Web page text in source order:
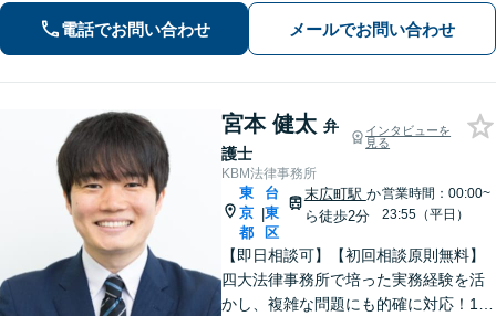
さまに代わって全力で交渉し、賠償金
アップを目指します！」【休日・夜間
電話でお問い合わせ メールでお問い合わせ
宮本 健太 弁
護士
インタビューを
見る
KBM法律事務所
東
京
都
|
台
東
区
末広町駅 か
ら徒歩2分
営業時間：00:00~
23:55（平日）
【即日相談可】【初回相談原則無料】
四大法律事務所で培った実務経験を活
かし、複雑な問題にも的確に対応！1日